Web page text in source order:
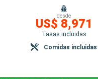
desde
US$ 8,971
Tasas incluidas
Comidas incluidas